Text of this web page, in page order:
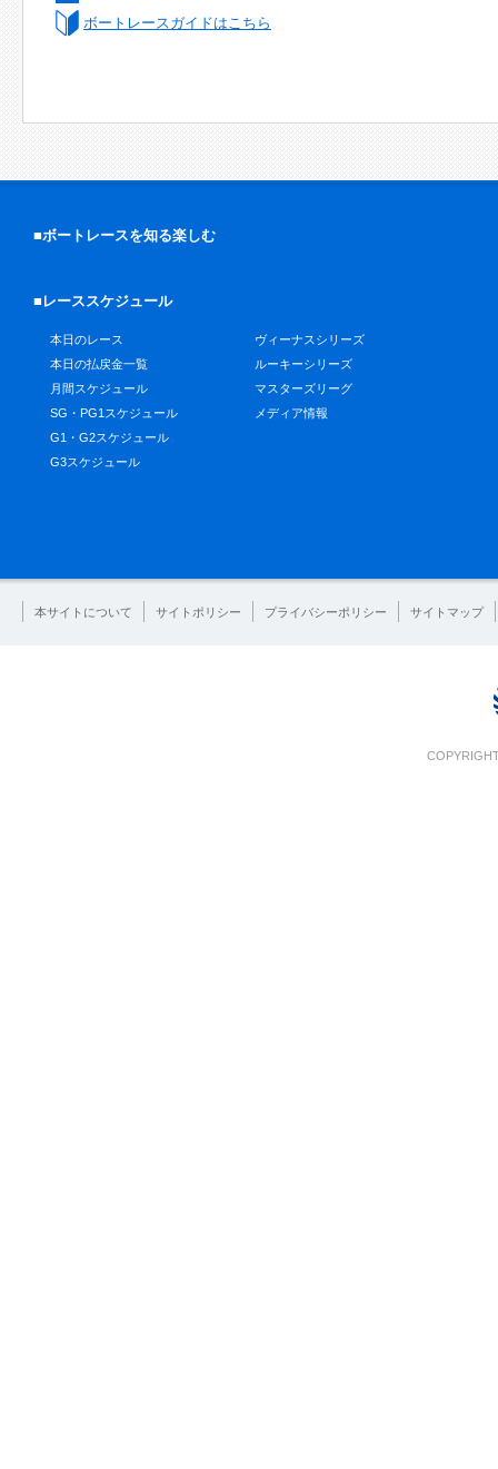
ボートレースガイドはこちら
■ボートレースを知る楽しむ
■レーススケジュール
本日のレース
本日の払戻金一覧
月間スケジュール
SG・PG1スケジュール
G1・G2スケジュール
G3スケジュール
ヴィーナスシリーズ
ルーキーシリーズ
マスターズリーグ
メディア情報
本サイトについて サイトポリシー プライバシーポリシー サイトマップ